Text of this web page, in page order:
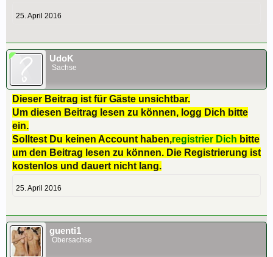
25. April 2016
UdoK
Sachse
Dieser Beitrag ist für Gäste unsichtbar.
Um diesen Beitrag lesen zu können, logg Dich bitte
ein.
Solltest Du keinen Account haben,registrier Dich bitte
um den Beitrag lesen zu können. Die Registrierung ist
kostenlos und dauert nicht lang.
25. April 2016
guenti1
Obersachse